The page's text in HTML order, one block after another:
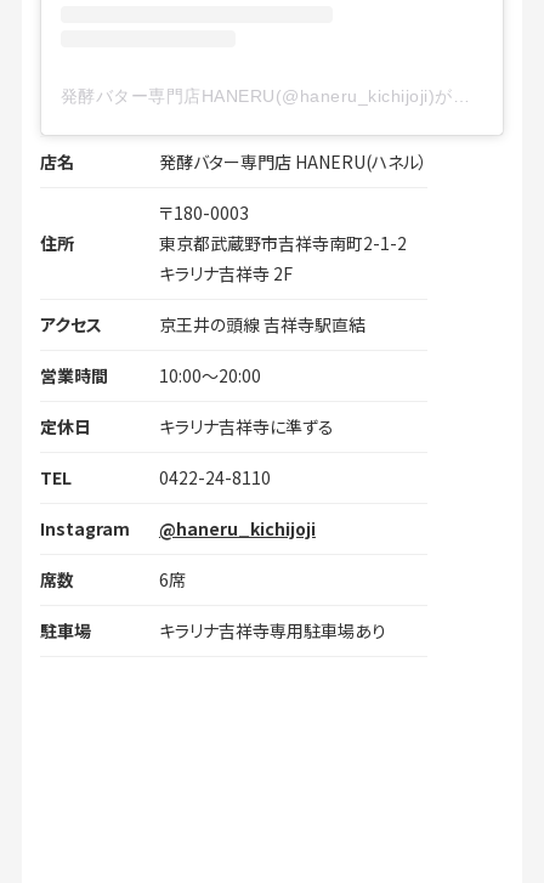
発酵バター専門店HANERU(@haneru_kichijoji)がシェアした投稿
店名 発酵バター専門店 HANERU(ハネル）
住所
〒180-0003
東京都武蔵野市吉祥寺南町2-1-2
キラリナ吉祥寺 2F
アクセス 京王井の頭線 吉祥寺駅直結
営業時間 10:00〜20:00
定休日 キラリナ吉祥寺に準ずる
TEL 0422-24-8110
Instagram @haneru_kichijoji
席数 6席
駐車場 キラリナ吉祥寺専用駐車場あり